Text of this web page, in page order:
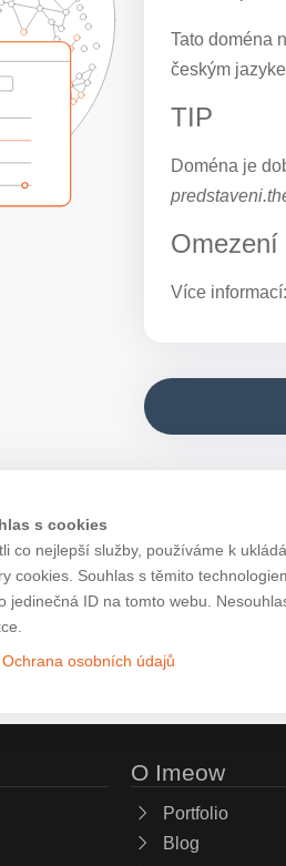
Tato doména
českým
TIP
Doména je
Omezení
Více informací:
s cookies
co nejlepší služby, používáme k
cookies. Souhlas s těmito
jedinečná ID na tomto webu.
Ochrana osobních údajů
O Imeow
Portfolio
Blog